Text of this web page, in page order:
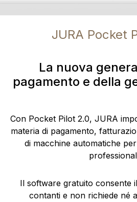
JURA Pocket
La nuova
pagamento e della
Con Pocket Pilot 2.0, JURA
materia di pagamento,
di macchine automatiche
Il software gratuito consente
contanti e non richiede né